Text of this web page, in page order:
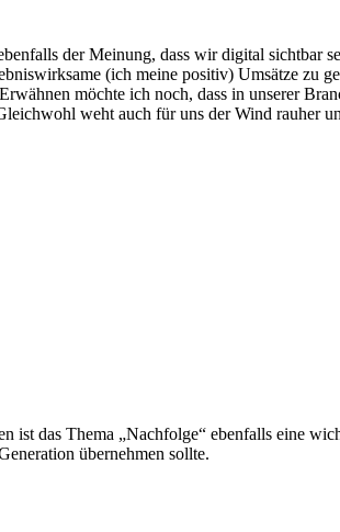
der Meinung, dass wir digital sichtbar
(ich meine positiv) Umsätze zu
möchte ich noch, dass in unserer
weht auch für uns der Wind rauher
ist das Thema „Nachfolge“ ebenfalls eine
übernehmen sollte.